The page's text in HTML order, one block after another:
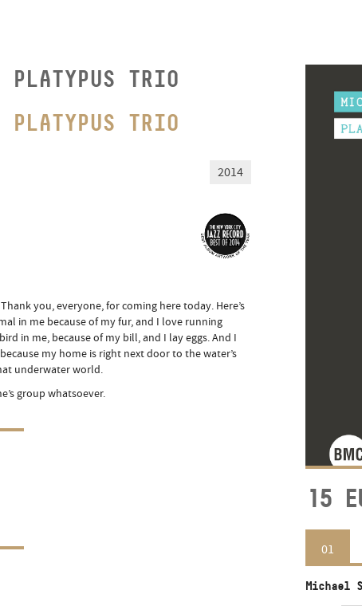
PLATYPUS TRIO
PLATYPUS TRIO
2014
you, everyone, for coming here today. Here’s
in me because of my fur, and I love running
in me, because of my bill, and I lay eggs. And I
my home is right next door to the water’s
underwater world.
group whatsoever.
15
01
Michael